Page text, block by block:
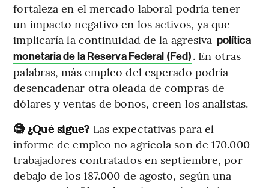
fortaleza en el mercado laboral podría tener
un impacto negativo en los activos, ya que
implicaría la continuidad de la agresiva política
monetaria de la Reserva Federal (Fed). En otras
palabras, más empleo del esperado podría
desencadenar otra oleada de compras de
dólares y ventas de bonos, creen los analistas.
🧐 ¿Qué sigue? Las expectativas para el
informe de empleo no agrícola son de 170.000
trabajadores contratados en septiembre, por
debajo de los 187.000 de agosto, según una